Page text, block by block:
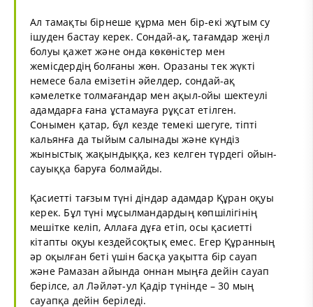
Ал тамақты бірнеше құрма мен бір-екі жұтым су
ішуден бастау керек. Сондай-ақ, тағамдар жеңіл
болуы қажет және онда көкөністер мен
жемісдердің болғаны жөн. Оразаны тек жүкті
немесе бала емізетін әйелдер, сондай-ақ
кәмелетке толмағандар мен ақыл-ойы шектеулі
адамдарға ғана ұстамауға рұқсат етілген.
Сонымен қатар, бұл кезде темекі шегуге, тіпті
кальянға да тыйым салынады және күндіз
жыныстық жақындыққа, кез келген түрдегі ойын-
сауыққа баруға болмайды.
Қасиетті тағзым түні діндар адамдар Құран оқуы
керек. Бұл түні мұсылмандардың көпшілігінің
мешітке келіп, Аллаға дұға етіп, осы қасиетті
кітапты оқуы кездейсоқтық емес. Егер Құранның
әр оқылған беті үшін басқа уақытта бір сауап
және Рамазан айында оннан мыңға дейін сауап
берілсе, ал Ләйләт-ул Қадір түнінде – 30 мың
сауапқа дейін беріледі.